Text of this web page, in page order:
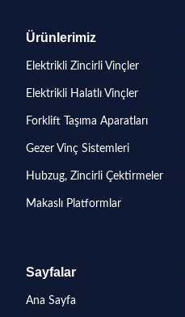
Ürünlerimiz
Elektrikli Zincirli Vinçler
Elektrikli Halatlı Vinçler
Forklift Taşıma Aparatları
Gezer Vinç Sistemleri
Hubzug, Zincirli Çektirmeler
Makaslı Platformlar
Sayfalar
Ana Sayfa